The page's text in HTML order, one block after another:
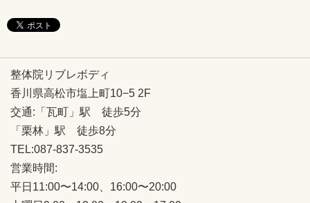
整体院リブレボディ
香川県高松市塩上町10−5 2F
交通:「瓦町」駅 徒歩5分
「栗林」駅 徒歩8分
TEL:087-837-3535
営業時間:
平日11:00〜14:00、16:00〜20:00